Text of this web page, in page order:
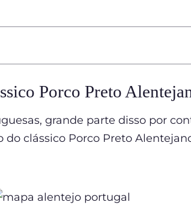
Porco Preto
grande parte disso por
clássico Porco Preto